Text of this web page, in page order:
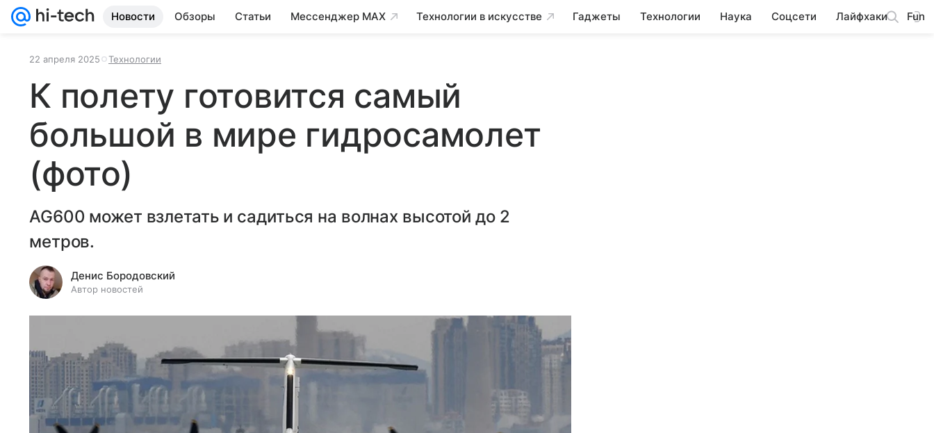
Новости Обзоры Статьи Мессенджер MAX Технологии в искусстве Гаджеты Технологии Наука Соцсети Лайфхаки Fun
22 апреля 2025 Технологии
К полету готовится самый
большой в мире гидросамолет
(фото)
AG600 может взлетать и садиться на волнах высотой до 2
метров.
Денис Бородовский
Автор новостей